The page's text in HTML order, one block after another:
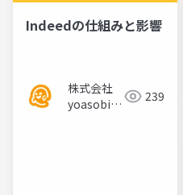
Indeedの仕組みと影響
株式会社
yoasobi／
239